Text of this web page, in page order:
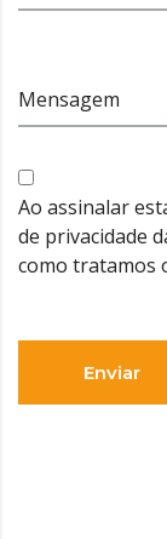
Mensagem
Ao assinalar
de privacidade
como tratamos
Enviar